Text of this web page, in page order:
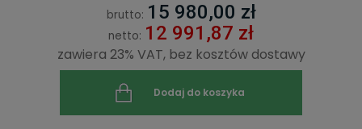
brutto: 15 980,00 zł
netto: 12 991,87 zł
zawiera 23% VAT, bez kosztów dostawy
Dodaj do koszyka